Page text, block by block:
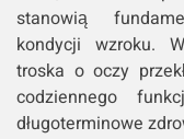
stanowią
kondycji wzroku.
troska o oczy
codziennego
długoterminowe